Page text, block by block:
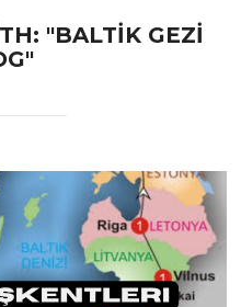
"BALTIK GEZI